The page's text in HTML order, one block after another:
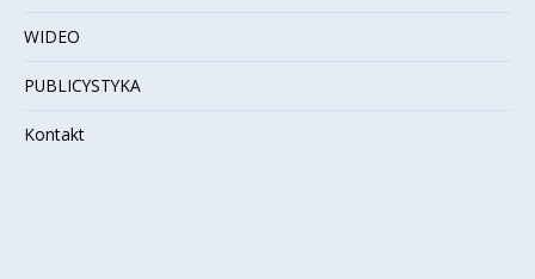
WIDEO
PUBLICYSTYKA
Kontakt